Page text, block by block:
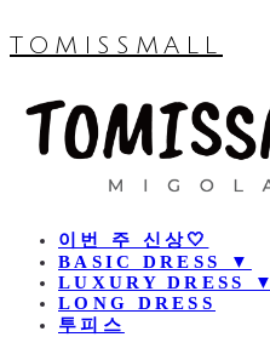
TOMISSMALL
이번 주 신상🤍
BASIC DRESS ▼
LUXURY DRESS ▼
LONG DRESS
투피스